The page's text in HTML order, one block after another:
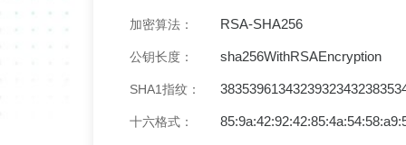
加密算法： RSA-SHA256
公钥长度： sha256WithRSAEncryption
SHA1指纹：
十六格式：